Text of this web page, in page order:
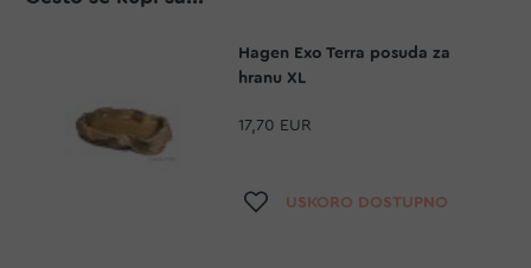
Hagen Exo Terra posuda za
hranu XL
17,70 EUR
Dodaj na listu želja
USKORO DOSTUPNO